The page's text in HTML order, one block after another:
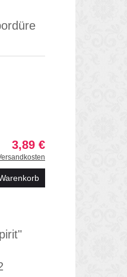
3,89 €